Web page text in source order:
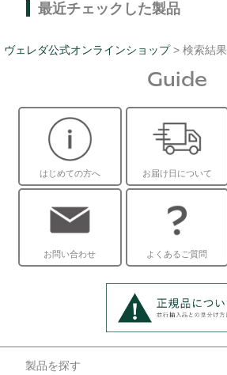
最近チェックした製品
ヴェレダ公式オンラインショップ > 検索結果
Guide
はじめての方へ お届け日について
お問い合わせ よくあるご質問
製品を探す